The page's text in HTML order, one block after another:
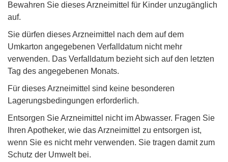
Bewahren Sie dieses Arzneimittel für Kinder unzugänglich
auf.
Sie dürfen dieses Arzneimittel nach dem auf dem
Umkarton angegebenen Verfalldatum nicht mehr
verwenden. Das Verfalldatum bezieht sich auf den letzten
Tag des angegebenen Monats.
Für dieses Arzneimittel sind keine besonderen
Lagerungsbedingungen erforderlich.
Entsorgen Sie Arzneimittel nicht im Abwasser. Fragen Sie
Ihren Apotheker, wie das Arzneimittel zu entsorgen ist,
wenn Sie es nicht mehr verwenden. Sie tragen damit zum
Schutz der Umwelt bei.